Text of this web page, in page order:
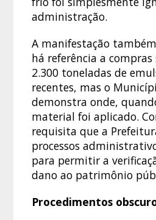
administração.
A manifestação
há referência a compras
2.300 toneladas de
recentes, mas o
demonstra onde,
material foi aplicado.
requisita que a
processos
para permitir a
dano ao patrimônio
Procedimentos